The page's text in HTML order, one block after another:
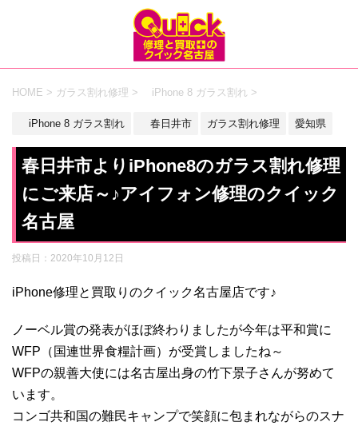
HOME > ガラス割れ修理 > iPhone 8 ガラス割れ >
iPhone 8 ガラス割れ 春日井市 ガラス割れ修理 愛知県
春日井市よりiPhone8のガラス割れ修理
にご来店～♪アイフォン修理のクイック
名古屋
投稿日： 2020年10月12日
iPhone修理と買取りのクイック名古屋店です♪
ノーベル賞の発表がほぼ終わりましたが今年は平和賞に
WFP（国連世界食糧計画）が受賞しましたね～
WFPの親善大使には名古屋出身の竹下景子さんが努めて
います。
コンゴ共和国の難民キャンプで笑顔に包まれながらのスナ